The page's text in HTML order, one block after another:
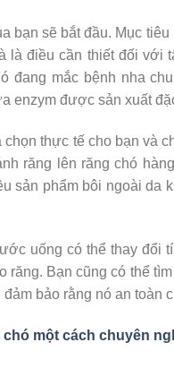
bạn sẽ bắt đầu. Mục
là điều cần thiết đối với
mắc bệnh nha
enzym được sản xuất
thực tế cho bạn và
răng lên răng chó
sản phẩm bôi ngoài da
uống có thể thay đổi
răng. Bạn cũng có thể
bảo rằng nó an toàn
một cách chuyên